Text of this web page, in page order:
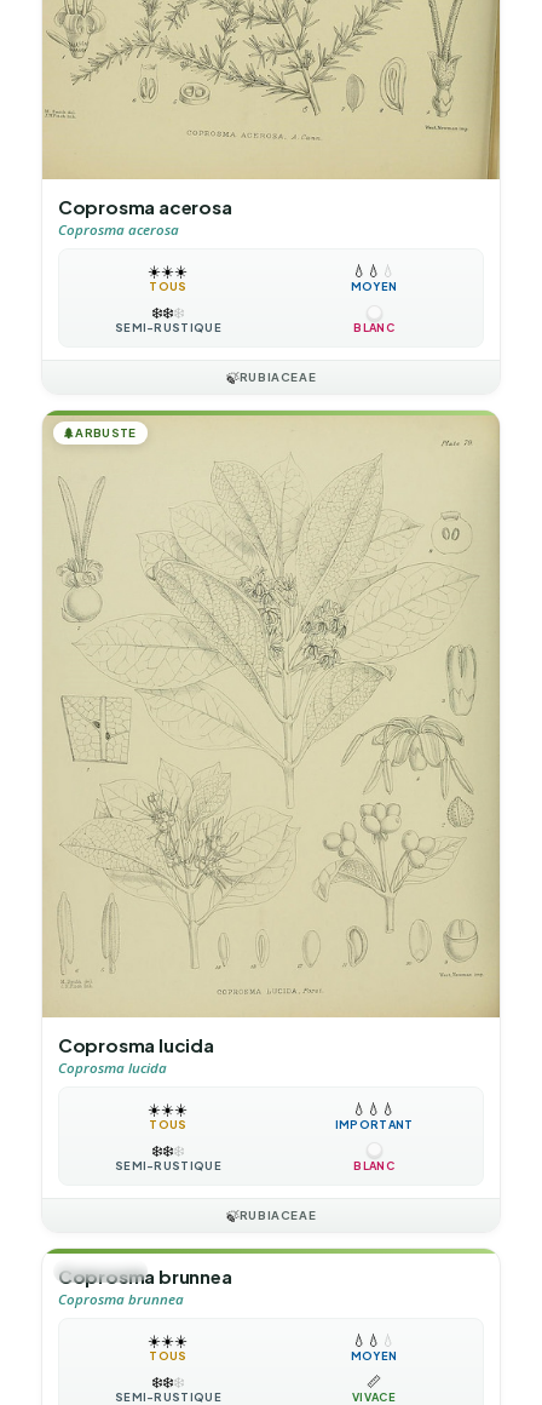
Coprosma acerosa
Coprosma acerosa
☀️☀️☀️
TOUS
💧 💧 💧
MOYEN
❄️❄️❄️
SEMI-RUSTIQUE BLANC
🍃RUBIACEAE
🌲ARBUSTE
Coprosma lucida
Coprosma lucida
☀️☀️☀️
TOUS
💧 💧 💧
IMPORTANT
❄️❄️❄️
SEMI-RUSTIQUE BLANC
🍃RUBIACEAE
🌲ARBUSTE
Coprosma brunnea
Coprosma brunnea
☀️☀️☀️
TOUS
💧 💧 💧
MOYEN
❄️❄️❄️
SEMI-RUSTIQUE
📏
VIVACE